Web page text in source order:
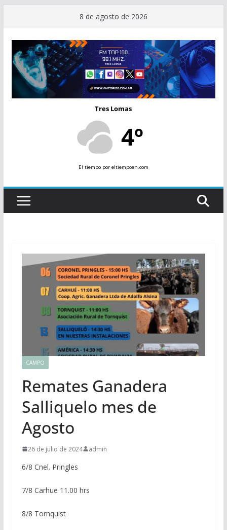
contenido
8 de agosto de 2026
Tres Lomas
4º
El tiempopor eltiempoen.com
CAMPO
Remates Ganadera
Salliquelo mes de
Agosto
26 de julio de 2024 admin
6/8 Cnel. Pringles
7/8 Carhue 11.00 hrs
8/8 Tornquist